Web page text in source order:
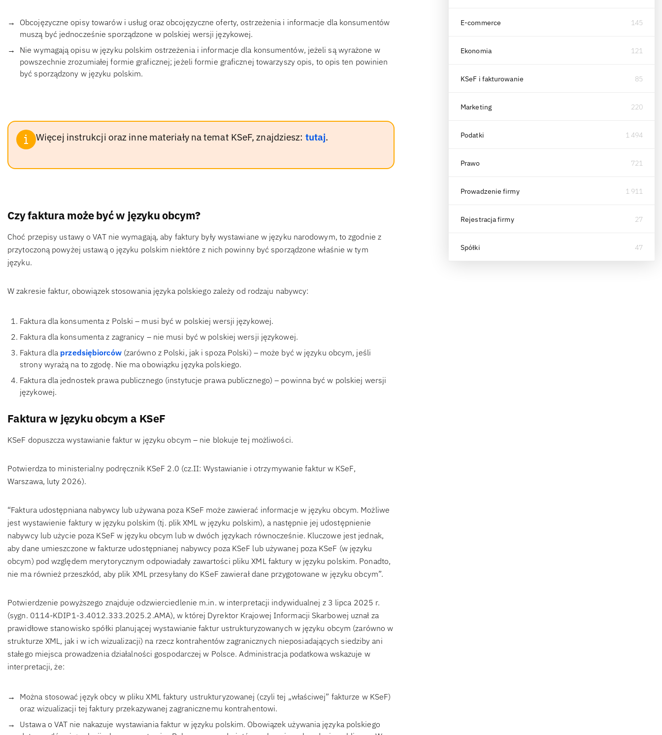
Obcojęzyczne opisy towarów i usług oraz obcojęzyczne oferty, ostrzeżenia i informacje dla konsumentów
muszą być jednocześnie sporządzone w polskiej wersji językowej.
Nie wymagają opisu w języku polskim ostrzeżenia i informacje dla konsumentów, jeżeli są wyrażone w
powszechnie zrozumiałej formie graficznej; jeżeli formie graficznej towarzyszy opis, to opis ten powinien
być sporządzony w języku polskim.
Więcej instrukcji oraz inne materiały na temat KSeF, znajdziesz: tutaj.
Czy faktura może być w języku obcym?
Choć przepisy ustawy o VAT nie wymagają, aby faktury były wystawiane w języku narodowym, to zgodnie z
przytoczoną powyżej ustawą o języku polskim niektóre z nich powinny być sporządzone właśnie w tym
języku.
W zakresie faktur, obowiązek stosowania języka polskiego zależy od rodzaju nabywcy:
Faktura dla konsumenta z Polski – musi być w polskiej wersji językowej.
Faktura dla konsumenta z zagranicy – nie musi być w polskiej wersji językowej.
Faktura dla przedsiębiorców(zarówno z Polski, jak i spoza Polski) – może być w języku obcym, jeśli
strony wyrażą na to zgodę. Nie ma obowiązku języka polskiego.
Faktura dla jednostek prawa publicznego (instytucje prawa publicznego) – powinna być w polskiej wersji
językowej.
Faktura w języku obcym a KSeF
KSeF dopuszcza wystawianie faktur w języku obcym – nie blokuje tej możliwości.
Potwierdza to ministerialny podręcznik KSeF 2.0 (cz.II: Wystawianie i otrzymywanie faktur w KSeF,
Warszawa, luty 2026).
“Faktura udostępniana nabywcy lub używana poza KSeF może zawierać informacje w języku obcym. Możliwe
jest wystawienie faktury w języku polskim (tj. plik XML w języku polskim), a następnie jej udostępnienie
nabywcy lub użycie poza KSeF w języku obcym lub w dwóch językach równocześnie. Kluczowe jest jednak,
aby dane umieszczone w fakturze udostępnianej nabywcy poza KSeF lub używanej poza KSeF (w języku
obcym) pod względem merytorycznym odpowiadały zawartości pliku XML faktury w języku polskim. Ponadto,
nie ma również przeszkód, aby plik XML przesyłany do KSeF zawierał dane przygotowane w języku obcym”.
Potwierdzenie powyższego znajduje odzwierciedlenie m.in. w interpretacji indywidualnej z 3 lipca 2025 r.
(sygn. 0114-KDIP1-3.4012.333.2025.2.AMA), w której Dyrektor Krajowej Informacji Skarbowej uznał za
prawidłowe stanowisko spółki planującej wystawianie faktur ustrukturyzowanych w języku obcym (zarówno w
strukturze XML, jak i w ich wizualizacji) na rzecz kontrahentów zagranicznych nieposiadających siedziby ani
stałego miejsca prowadzenia działalności gospodarczej w Polsce. Administracja podatkowa wskazuje w
interpretacji, że:
Można stosować język obcy w pliku XML faktury ustrukturyzowanej (czyli tej „właściwej” fakturze w KSeF)
oraz wizualizacji tej faktury przekazywanej zagranicznemu kontrahentowi.
Ustawa o VAT nie nakazuje wystawiania faktur w języku polskim. Obowiązek używania języka polskiego
E-commerce 145
Ekonomia 121
KSeF i fakturowanie 85
Marketing 220
Podatki 1 494
Prawo 721
Prowadzenie firmy 1 911
Rejestracja firmy 27
Spółki 47